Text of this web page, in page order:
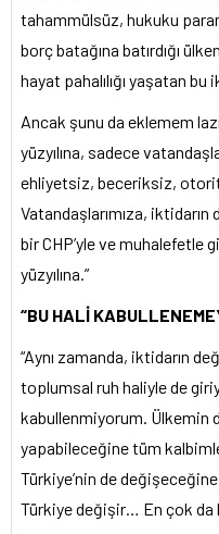
tahammülsüz, hukuku
borç batağına batırdığı
hayat pahalılığı yaşatan bu
Ancak şunu da eklemem
yüzyılına, sadece
ehliyetsiz, beceriksiz,
Vatandaşlarımıza,
bir CHP’yle ve muhalefetle
yüzyılına.”
“BU HALİ
“Aynı zamanda, iktidarın
toplumsal ruh haliyle de
kabullenmiyorum. Ülkemin
yapabileceğine tüm
Türkiye’nin de
Türkiye değişir… En çok da